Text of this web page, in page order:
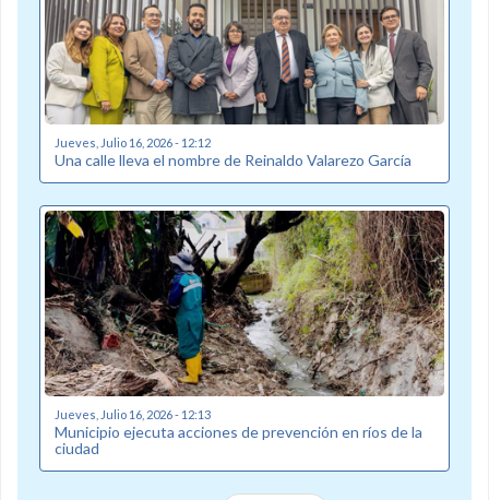
Jueves, Julio 16, 2026 - 12:12
Una calle lleva el nombre de Reinaldo Valarezo García
Jueves, Julio 16, 2026 - 12:13
Municipio ejecuta acciones de prevención en ríos de la
ciudad